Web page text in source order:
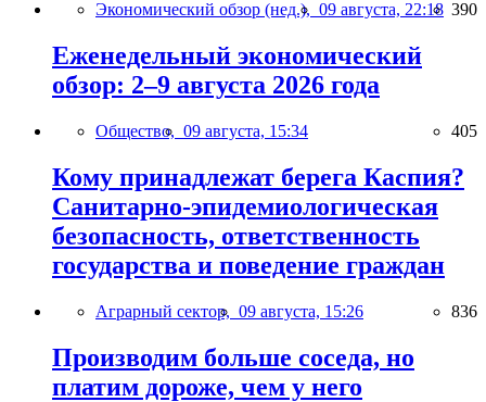
Экономический обзор (нед.), 09 августа, 22:18 390
Еженедельный экономический
обзор: 2–9 августа 2026 года
Общество, 09 августа, 15:34 405
Кому принадлежат берега Каспия?
Санитарно-эпидемиологическая
безопасность, ответственность
государства и поведение граждан
Аграрный сектор, 09 августа, 15:26 836
Производим больше соседа, но
платим дороже, чем у него